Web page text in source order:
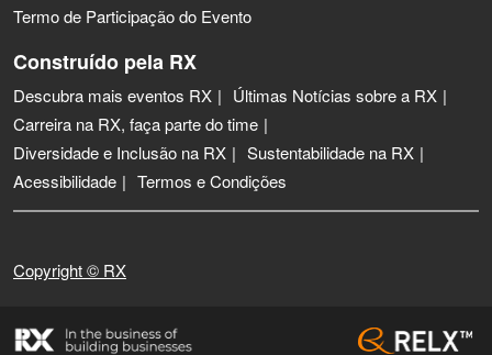
Termo de Participação do Evento
Construído pela RX
Descubra mais eventos RX
Últimas Notícias sobre a RX
Carreira na RX, faça parte do time
Diversidade e Inclusão na RX
Sustentabilidade na RX
Acessibilidade
Termos e Condições
Copyright © RX